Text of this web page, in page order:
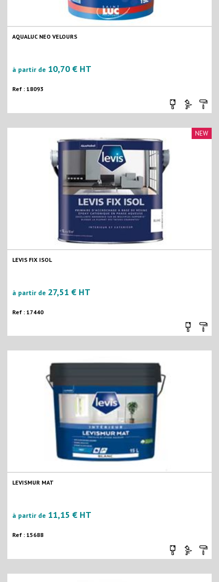
AQUALUC NEO VELOURS
à partir de 10,70 € HT
Ref : 18093
LEVIS FIX ISOL
à partir de 27,51 € HT
NEW
Ref : 17440
LEVISMUR MAT
à partir de 11,15 € HT
Ref : 15688